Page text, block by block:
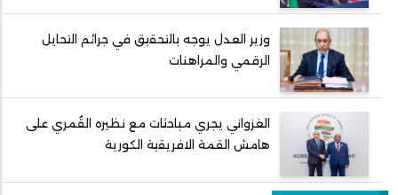
وزير العدل يوجه بالتحقيق في جرائم التحايل
الرقمي والمراهنات
الغزواني يجري مباحثات مع نظيره القُمري على
هامش القمة الافريقية الكورية